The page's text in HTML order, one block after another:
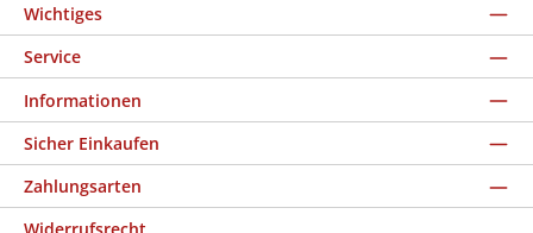
Wichtiges
Service
Informationen
Sicher Einkaufen
Zahlungsarten